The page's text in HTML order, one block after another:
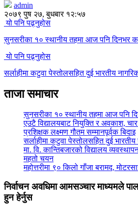
admin
२०७९ पुष २७, बुधबार १२:५७
यो पनि पढ्नुहोस
सुनसरीका १० स्थानीय तहमा आज पनि दिनभर
यो पनि पढ्नुहोस
सर्लाहीमा कटुवा पेस्तोलसहित दुई भारतीय
ताजा समाचार
सुनसरीका १० स्थानीय तहमा आज पनि
एउटै विद्यालयबाट नियुक्ति र अवकाश,
प्रशिक्षक लक्ष्मण गौतम सम्मानपूर्वक बिदाइ
सर्लाहीमा कटुवा पेस्तोलसहित दुई
मा. वि. कान्तिबजारको विद्यालय
महतो चयन
महोत्तरीमा ९० किलो गाँजा बरामद,
निर्वाचन अवधिमा आमसञ्चार माध्यमले
हुन हेर्नुस